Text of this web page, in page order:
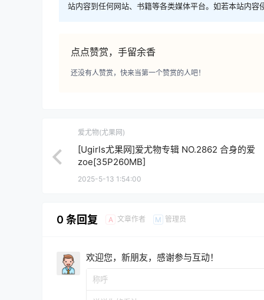
站内容到任何网站、书籍等各类媒体平台。如若本站内
点点赞赏，手留余香
还没有人赞赏，快来当第一个赞赏的人吧！
爱尤物(尤果网)
[Ugirls尤果网]爱尤物专辑 NO.2862 合身的爱
zoe[35P260MB]
2025-5-13 1:54:00
0 条回复 A 文章作者 M 管理员
欢迎您，新朋友，感谢参与互动！